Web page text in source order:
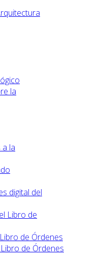
la
a la
digital del
Libro de
de Órdenes
de Órdenes